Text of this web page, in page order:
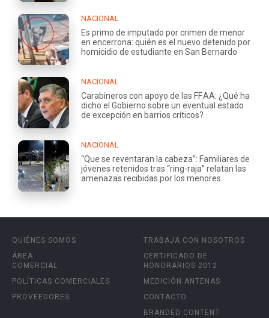
NACIONAL
Es primo de imputado por crimen de menor
en encerrona: quién es el nuevo detenido por
homicidio de estudiante en San Bernardo
NACIONAL
Carabineros con apoyo de las FF.AA: ¿Qué ha
dicho el Gobierno sobre un eventual estado
de excepción en barrios críticos?
NACIONAL
“Que se reventaran la cabeza”: Familiares de
jóvenes retenidos tras “ring-raja” relatan las
amenazas recibidas por los menores
QUIÉNES SOMOS
ÁREA
COMERCIAL
POLÍTICAS COMERCIALES
PROVEEDORES
TRABAJA CON NOSOTROS
CERTIFICADO DE
HONORARIOS 2012
MEDICIÓN ANTENAS
CONTACTO
BRANDED CONTENT